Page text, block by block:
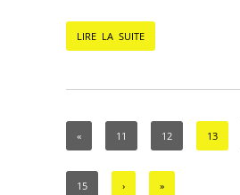
LIRE LA SUITE
« 11 12 13
15 › »